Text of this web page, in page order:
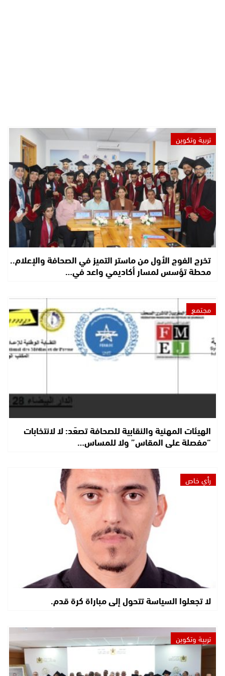
تربية وتكوين
تخرج الفوج الأول من ماستر التميز في الصحافة والإعلام..
محطة تؤسس لمسار أكاديمي واعد في…
مجتمع
الهيئات المهنية والنقابية للصحافة تصعّد: لا لانتخابات
“مفصلة على المقاس” ولا للمساس…
رأي خاص
لا تجعلوا السياسة تتحول إلى مباراة كرة قدم.
تربية وتكوين